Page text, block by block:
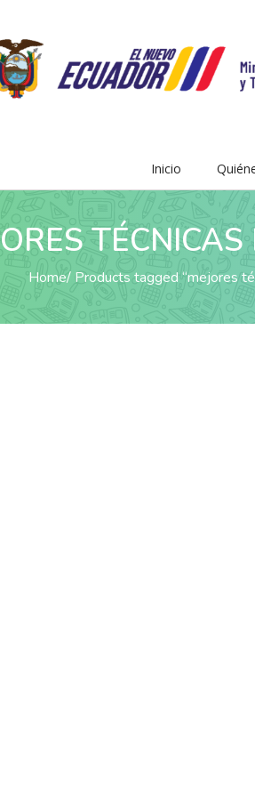
Inicio
Home Products tagged “mejores